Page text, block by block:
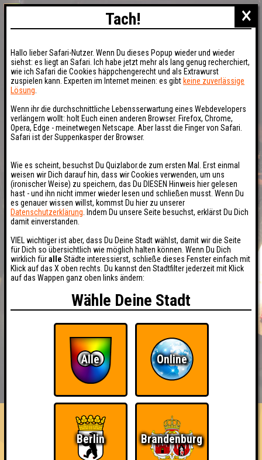
HIGHSCORE RESERVIERUNG
FAQ ÜBER UNS
Nepomuk Quiznight #111
Das Kneipenquiz in Plagwitz · 17.06.2026 · Nepomuk
×
Tach!
Hallo lieber Safari-Nutzer. Wenn Du dieses Popup wieder und wieder
siehst: es liegt an Safari. Ich habe jetzt mehr als lang genug recherchiert,
wie ich Safari die Cookies häppchengerecht und als Extrawurst
zuspielen kann. Experten im Internet meinen: es gibt keine zuverlässige
Lösung
Wenn ihr die durchschnittliche Lebensserwartung eines Webdevelopers
verlängern wollt: holt Euch einen anderen Browser. Firefox, Chrome,
Opera, Edge - meinetwegen Netscape. Aber lasst die Finger von Safari.
Safari ist der Suppenkasper der Browser.
Wie es scheint, besuchst Du Quizlabor.de zum ersten Mal. Erst einmal
weisen wir Dich darauf hin, dass wir Cookies verwenden, um uns
(ironischer Weise) zu speichern, das Du DIESEN Hinweis hier gelesen
hast - und ihn nicht immer wieder lesen und schließen musst. Wenn Du
es genauer wissen willst, kommst Du hier zu unserer
Datenschutzerklärung . Indem Du unsere Seite besuchst, erklärst Du Dich
damit einverstanden.
VIEL wichtiger ist aber, dass Du Deine Stadt wählst, damit wir die Seite
für Dich so übersichtlich wie möglich halten können. Wenn Du Dich
wirklich füralle Städte interessierst, schließe dieses Fenster einfach mit
Klick auf das X oben rechts. Du kannst den Stadtfilter jederzeit mit Klick
auf das Wappen ganz oben links ändern:
Wähle Deine Stadt
Alle Online
Berlin Brandenburg